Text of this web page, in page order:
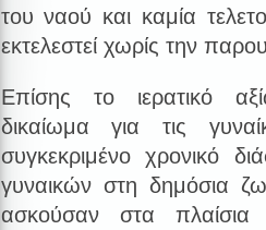
του ναού και καμία
εκτελεστεί χωρίς την
Επίσης το ιερατικό
δικαίωμα για τις
συγκεκριμένο χρονικό
γυναικών στη δημόσια
ασκούσαν στα πλαίσια